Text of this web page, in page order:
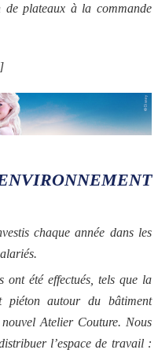
de plateaux à la commande
chaque année dans les
ont été effectués, tels que la
piéton autour du bâtiment
Atelier Couture. Nous
l’espace de travail :